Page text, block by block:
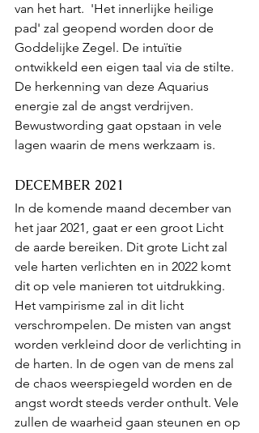
van het hart.  'Het innerlijke heilige
pad' zal geopend worden door de
Goddelijke Zegel. De intuïtie
ontwikkeld een eigen taal via de stilte.
De herkenning van deze Aquarius
energie zal de angst verdrijven.
Bewustwording gaat opstaan in vele
lagen waarin de mens werkzaam is.
DECEMBER 2021
In de komende maand december van
het jaar 2021, gaat er een groot Licht
de aarde bereiken. Dit grote Licht zal
vele harten verlichten en in 2022 komt
dit op vele manieren tot uitdrukking.
Het vampirisme zal in dit licht
verschrompelen. De misten van angst
worden verkleind door de verlichting in
de harten. In de ogen van de mens zal
de chaos weerspiegeld worden en de
angst wordt steeds verder onthult. Vele
zullen de waarheid gaan steunen en op